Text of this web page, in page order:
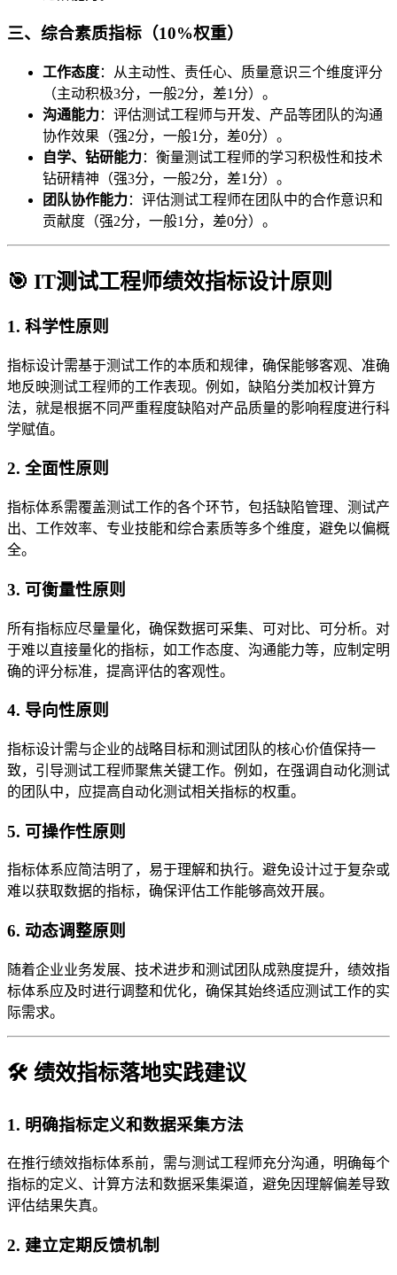
三、综合素质指标（10%权重）
工作态度：从主动性、责任心、质量意识三个维度评分
（主动积极3分，一般2分，差1分）。
沟通能力：评估测试工程师与开发、产品等团队的沟通
协作效果（强2分，一般1分，差0分）。
自学、钻研能力：衡量测试工程师的学习积极性和技术
钻研精神（强3分，一般2分，差1分）。
团队协作能力：评估测试工程师在团队中的合作意识和
贡献度（强2分，一般1分，差0分）。
🎯 IT测试工程师绩效指标设计原则
1. 科学性原则
指标设计需基于测试工作的本质和规律，确保能够客观、准确
地反映测试工程师的工作表现。例如，缺陷分类加权计算方
法，就是根据不同严重程度缺陷对产品质量的影响程度进行科
学赋值。
2. 全面性原则
指标体系需覆盖测试工作的各个环节，包括缺陷管理、测试产
出、工作效率、专业技能和综合素质等多个维度，避免以偏概
全。
3. 可衡量性原则
所有指标应尽量量化，确保数据可采集、可对比、可分析。对
于难以直接量化的指标，如工作态度、沟通能力等，应制定明
确的评分标准，提高评估的客观性。
4. 导向性原则
指标设计需与企业的战略目标和测试团队的核心价值保持一
致，引导测试工程师聚焦关键工作。例如，在强调自动化测试
的团队中，应提高自动化测试相关指标的权重。
5. 可操作性原则
指标体系应简洁明了，易于理解和执行。避免设计过于复杂或
难以获取数据的指标，确保评估工作能够高效开展。
6. 动态调整原则
随着企业业务发展、技术进步和测试团队成熟度提升，绩效指
标体系应及时进行调整和优化，确保其始终适应测试工作的实
际需求。
🛠️ 绩效指标落地实践建议
1. 明确指标定义和数据采集方法
在推行绩效指标体系前，需与测试工程师充分沟通，明确每个
指标的定义、计算方法和数据采集渠道，避免因理解偏差导致
评估结果失真。
2. 建立定期反馈机制